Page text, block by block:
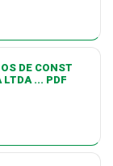
DE CONST
LTDA ... PDF